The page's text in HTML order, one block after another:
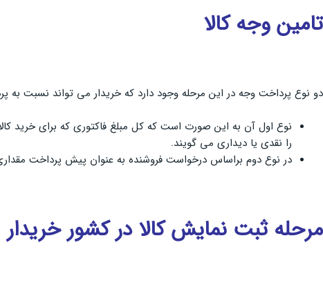
تامین وجه کالا
دو نوع پرداخت وجه در این مرحله وجود دارد که خریدار می تواند نسبت به
نوع اول آن به این صورت است که کل مبلغ فاکتوری که برای خرید
را نقدی یا دیداری می گویند.
در نوع دوم براساس درخواست فروشنده به عنوان پیش پرداخت مقداری از
مرحله ثبت نمایش کالا در کشور خریدار